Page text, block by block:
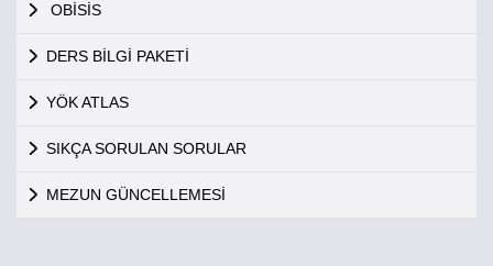
OBİSİS
DERS BİLGİ PAKETİ
YÖK ATLAS
SIKÇA SORULAN SORULAR
MEZUN GÜNCELLEMESİ